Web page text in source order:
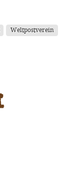
Weltpostverein